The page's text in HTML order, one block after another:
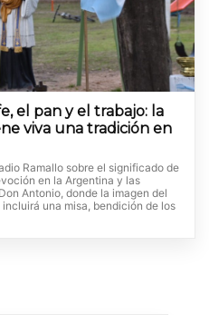
el pan y el trabajo: la
viva una tradición en
Ramallo sobre el significado de
en la Argentina y las
Antonio, donde la imagen del
una misa, bendición de los